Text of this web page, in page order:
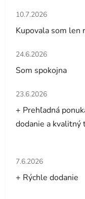
Hodnotenie
10.7.2026
Kupovala som len
Hodnotenie
24.6.2026
Som spokojna
Hodnotenie
23.6.2026
+ Prehľadná
dodanie a kvalitný
Hodnotenie
7.6.2026
+ Rýchle dodanie